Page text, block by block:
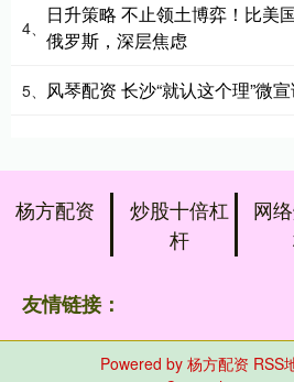
4、
日升策略 不止领土博弈！比美
俄罗斯，深层焦虑
5、 风琴配资 长沙“就认这个理”微
杨方配资
炒股十倍杠
杆
网
友情链接：
Powered by 杨方配资 RSS